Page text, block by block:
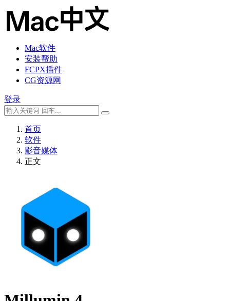
Mac软件
安装帮助
FCPX插件
CG资源网
登录
首页
软件
影音媒体
正文